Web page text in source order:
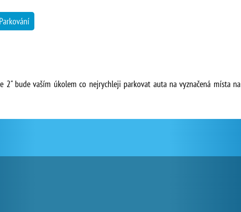
Parkování
2" bude vaším úkolem co nejrychleji parkovat auta na vyznačená místa